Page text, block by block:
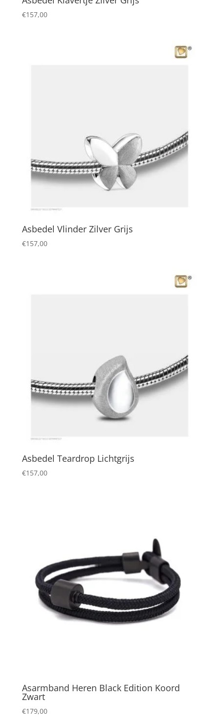
€157,00
Asbedel Vlinder Zilver Grijs
€157,00
Asbedel Teardrop Lichtgrijs
€157,00
Asarmband Heren Black Edition Koord
Zwart
€179,00